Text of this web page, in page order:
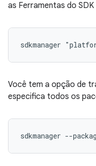
as Ferramentas do SDK
Você tem a opção de
especifica todos os
sdkmanager --